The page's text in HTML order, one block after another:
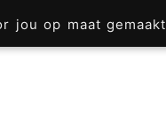
jou op maat gemaakt